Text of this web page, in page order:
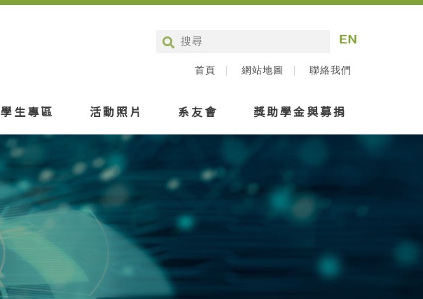
首頁 網站地圖 聯絡我們
學生專區 活動照片 系友會 獎助學金與募捐